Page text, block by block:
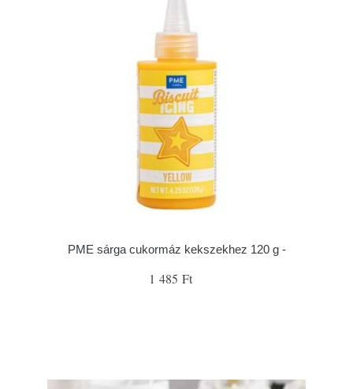
PME sárga cukormáz kekszekhez 120 g -
1 485 Ft